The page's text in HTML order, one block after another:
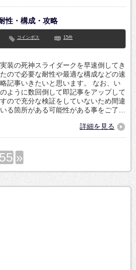
性・構成・攻略
コインボス 15件
装の死神スライダークを早速倒してき
ので必要な耐性や最適な構成などの速
記事いきたいと思います。 なお、い
ように数回倒して即記事をアップして
ので充分な検証をしていないため間違
る箇所がある可能性がある事をご了…
詳細を見る
55 »